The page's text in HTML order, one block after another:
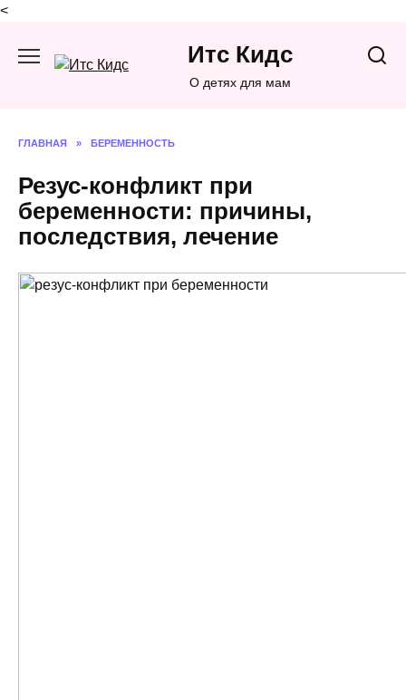
<
содержанию
Итс Кидс
О детях для мам
ГЛАВНАЯ » БЕРЕМЕННОСТЬ
Резус-конфликт при
беременности: причины,
последствия, лечение